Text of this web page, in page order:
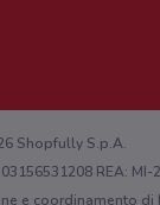
Shopfully S.p.A.
REA: MI-
e coordinamento di